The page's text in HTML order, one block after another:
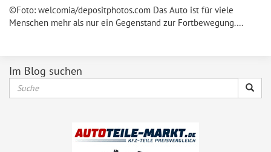
©Foto: welcomia/depositphotos.com Das Auto ist für viele
Menschen mehr als nur ein Gegenstand zur Fortbewegung.…
Im Blog suchen
Suche